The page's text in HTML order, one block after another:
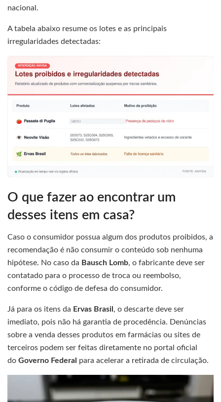
nacional.
A tabela abaixo resume os lotes e as principais
irregularidades detectadas:
O que fazer ao encontrar um
desses itens em casa?
Caso o consumidor possua algum dos produtos proibidos, a
recomendação é não consumir o conteúdo sob nenhuma
hipótese. No caso da Bausch Lomb, o fabricante deve ser
contatado para o processo de troca ou reembolso,
conforme o código de defesa do consumidor.
Já para os itens da Ervas Brasil , o descarte deve ser
imediato, pois não há garantia de procedência. Denúncias
sobre a venda desses produtos em farmácias ou sites de
terceiros podem ser feitas diretamente no portal oficial
do Governo Federal para acelerar a retirada de circulação.